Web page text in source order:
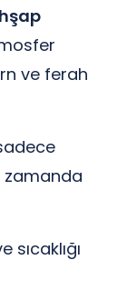
ve ferah
zamanda
sıcaklığı